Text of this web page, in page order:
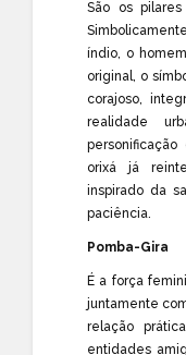
São os
índio, o
original, o
corajoso,
realidade
orixá já
inspirado da
paciência.
Pomba-Gira
É a força
juntamente
relação
entidades